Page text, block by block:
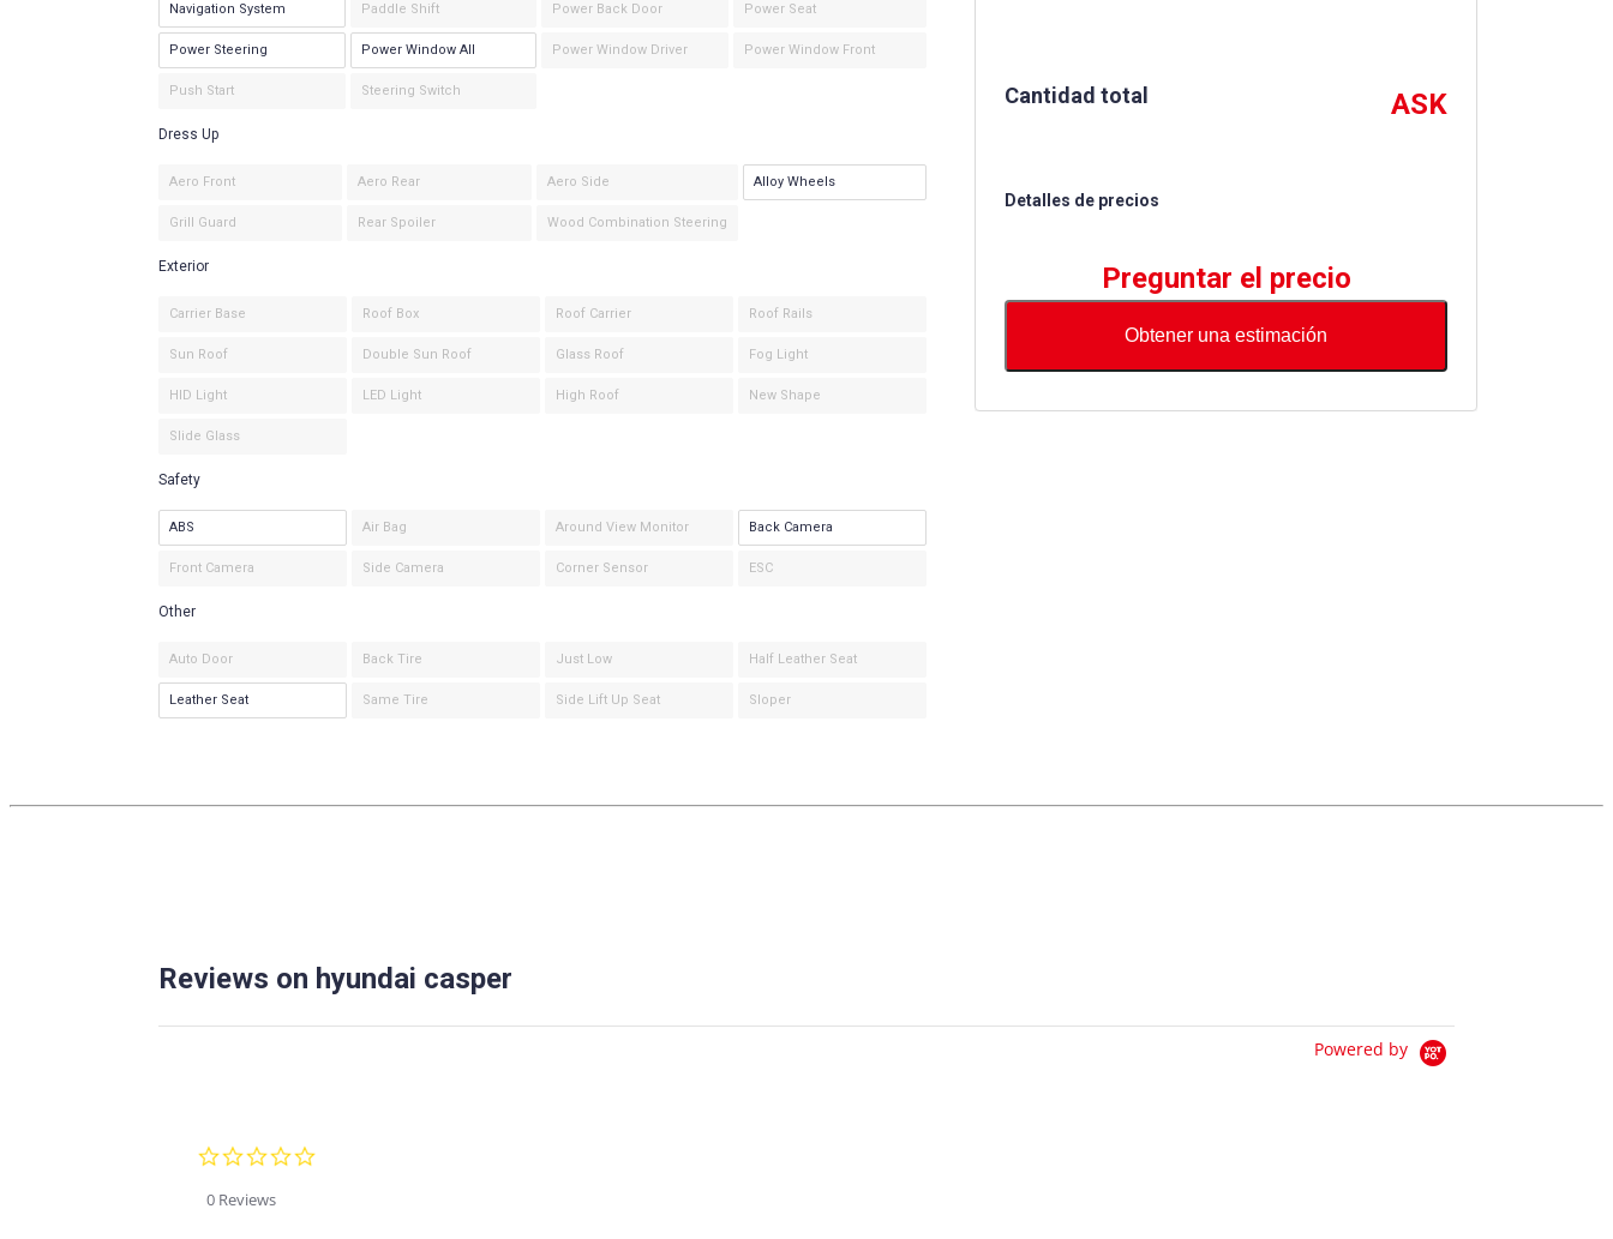
Cantidad total ASK
Detalles de precios
Preguntar el precio
Obtener una estimación
Navigation System Paddle Shift Power Back Door Power Seat
Power Steering Power Window All Power Window Driver Power Window Front
Push Start Steering Switch
Dress Up
Aero Front Aero Rear Aero Side Alloy Wheels
Grill Guard Rear Spoiler Wood Combination Steering
Exterior
Carrier Base Roof Box Roof Carrier Roof Rails
Sun Roof Double Sun Roof Glass Roof Fog Light
HID Light LED Light High Roof New Shape
Slide Glass
Safety
ABS Air Bag Around View Monitor Back Camera
Front Camera Side Camera Corner Sensor ESC
Other
Auto Door Back Tire Just Low Half Leather Seat
Leather Seat Same Tire Side Lift Up Seat Sloper
Reviews on hyundai casper
Powered by
0 Reviews